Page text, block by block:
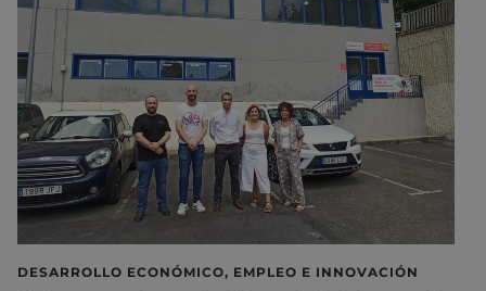
DESARROLLO ECONÓMICO, EMPLEO E INNOVACIÓN